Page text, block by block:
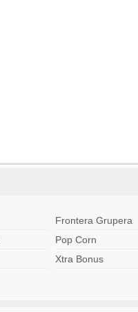
Frontera Grupera
Pop Corn
Xtra Bonus